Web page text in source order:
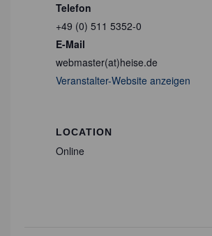
Telefon
+49 (0) 511 5352-0
E-Mail
webmaster(at)heise.de
Veranstalter-Website anzeigen
LOCATION
Online